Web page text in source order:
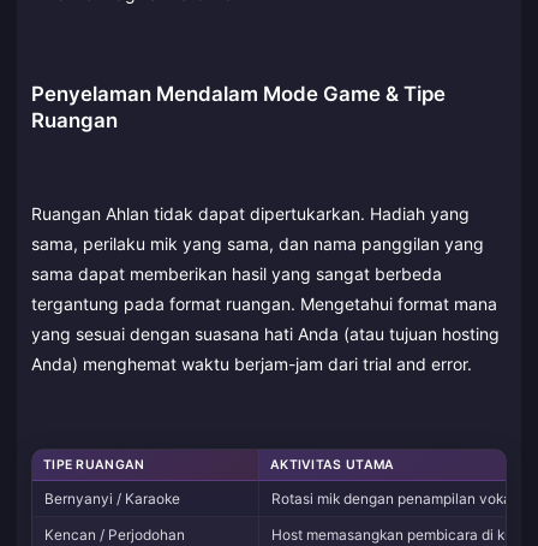
Penyelaman Mendalam Mode Game & Tipe
Ruangan
Ruangan Ahlan tidak dapat dipertukarkan. Hadiah yang
sama, perilaku mik yang sama, dan nama panggilan yang
sama dapat memberikan hasil yang sangat berbeda
tergantung pada format ruangan. Mengetahui format mana
yang sesuai dengan suasana hati Anda (atau tujuan hosting
Anda) menghemat waktu berjam-jam dari trial and error.
TIPE RUANGAN AKTIVITAS UTAMA
Bernyanyi / Karaoke
Rotasi mik dengan penampilan vokal
Kencan / Perjodohan
Host memasangkan pembicara di